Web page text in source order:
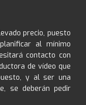
precio, puesto
al mínimo
contacto con
de vídeo que
y al ser una
se deberán pedir